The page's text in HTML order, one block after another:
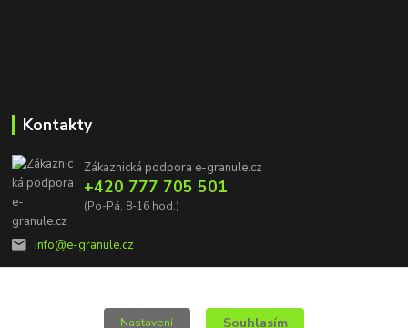
Kontakty
Zákaznická podpora e-granule.cz
+420 777 705 501
(Po-Pá, 8-16 hod.)
info@e-granule.cz
Nastavení Souhlasím